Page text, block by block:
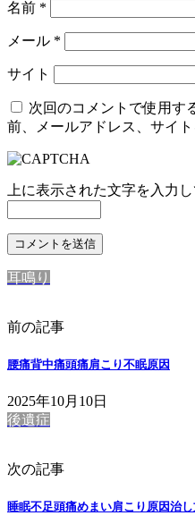
名前 *
メール *
サイト
次回のコメントで使用す
前、メールアドレス、サイト
上に表示された文字を入力し
耳鳴り
前の記事
腰痛背中痛頭痛肩こり不眠原因
2025年10月10日
後遺症
次の記事
睡眠不足頭痛めまい肩こり原因治